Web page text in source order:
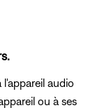
audio
ou à ses